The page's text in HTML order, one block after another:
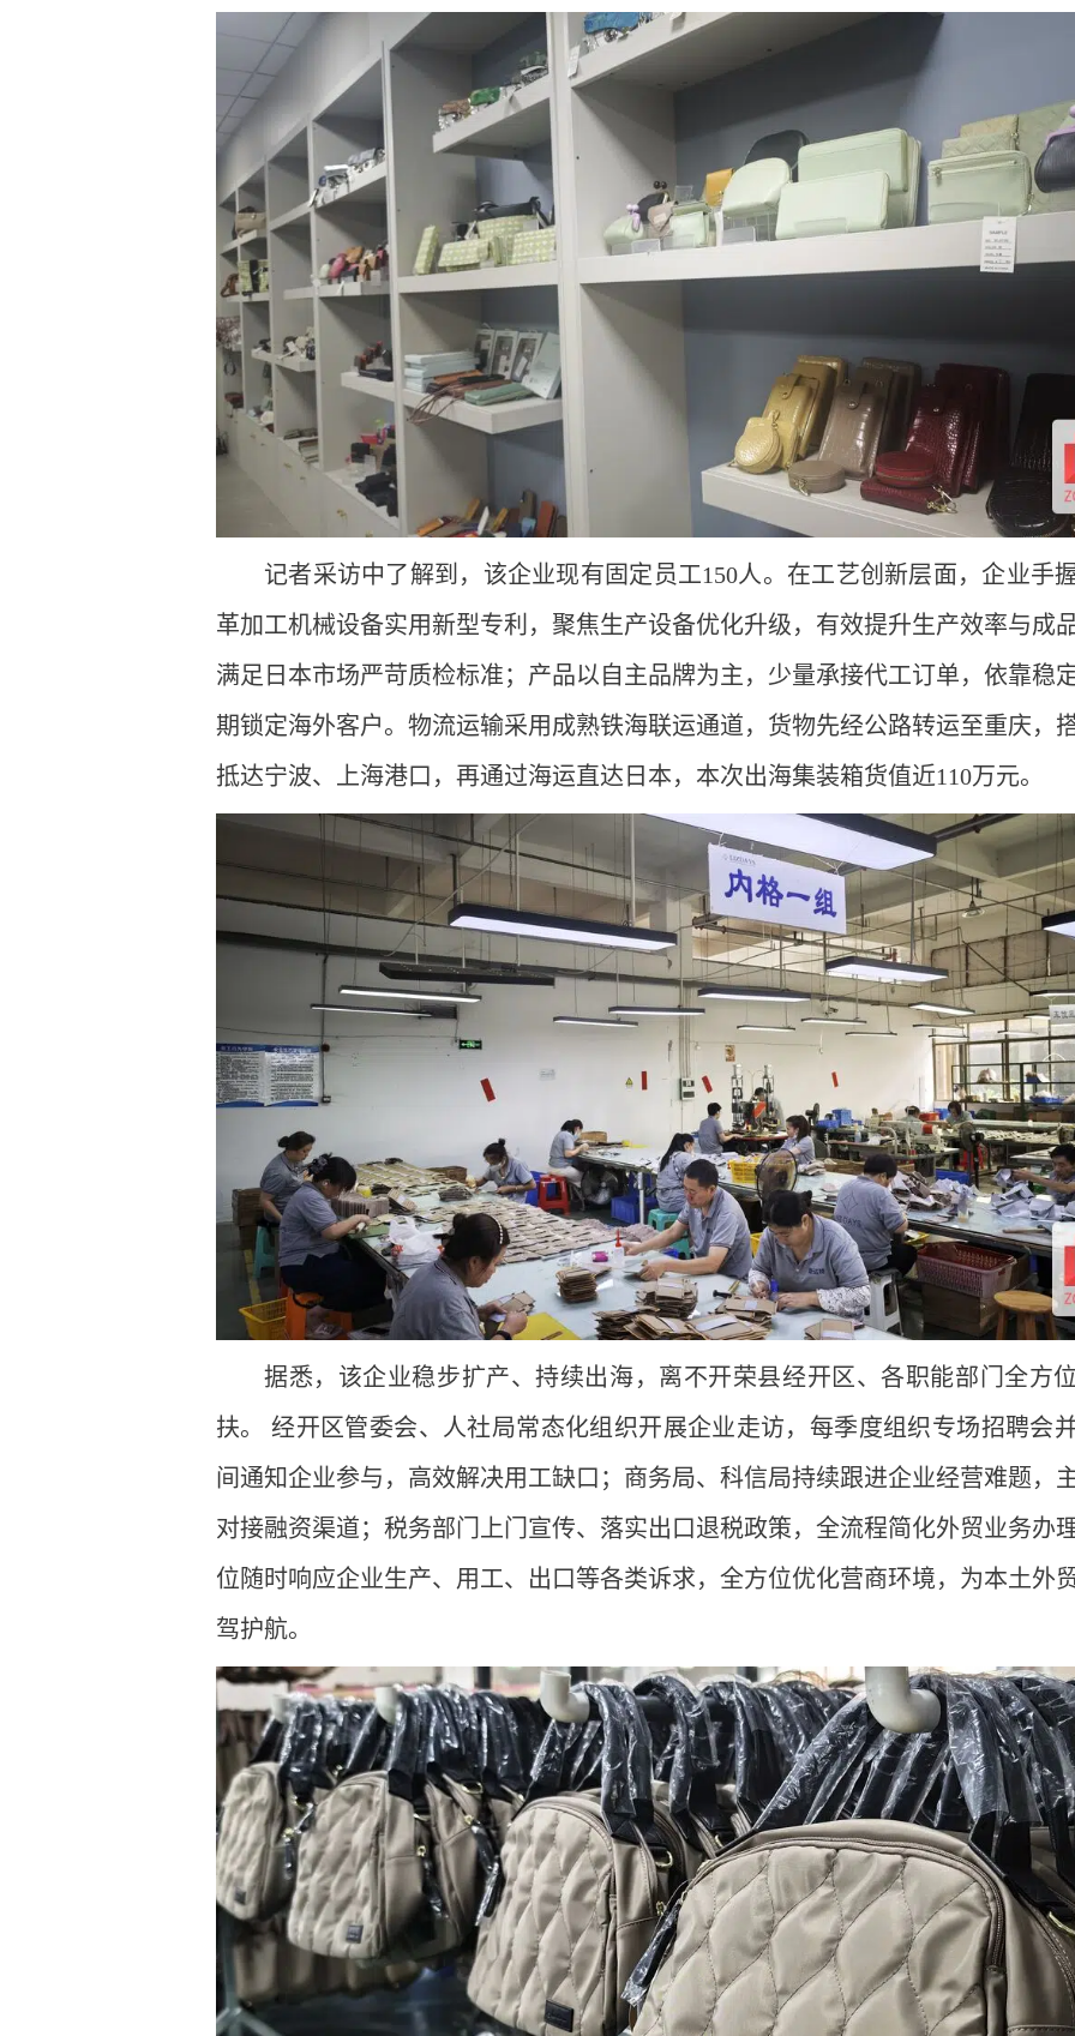
记者采访中了解到，该企业现有固定员工150人。在工艺创新层面，企业手
革加工机械设备实用新型专利，聚焦生产设备优化升级，有效提升生产效率与成
满足日本市场严苛质检标准；产品以自主品牌为主，少量承接代工订单，依靠稳
期锁定海外客户。物流运输采用成熟铁海联运通道，货物先经公路转运至重庆，
抵达宁波、上海港口，再通过海运直达日本，本次出海集装箱货值近110万元。
据悉，该企业稳步扩产、持续出海，离不开荣县经开区、各职能部门全方
扶。 经开区管委会、人社局常态化组织开展企业走访，每季度组织专场招聘会
间通知企业参与，高效解决用工缺口；商务局、科信局持续跟进企业经营难题，
对接融资渠道；税务部门上门宣传、落实出口退税政策，全流程简化外贸业务办
位随时响应企业生产、用工、出口等各类诉求，全方位优化营商环境，为本土外
驾护航。